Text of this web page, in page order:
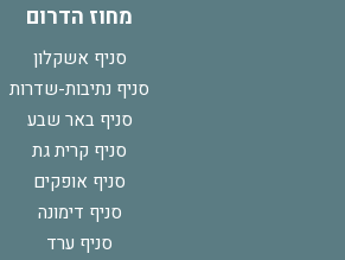
מחוז הדרום
סניף אשקלון
סניף נתיבות-שדרות
סניף באר שבע
סניף קרית גת
סניף אופקים
סניף דימונה
סניף ערד